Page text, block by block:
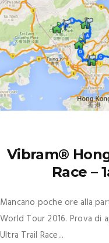
Vibram®
Race –
Mancano poche ore alla
World Tour 2016. Prova di
Ultra Trail Race...